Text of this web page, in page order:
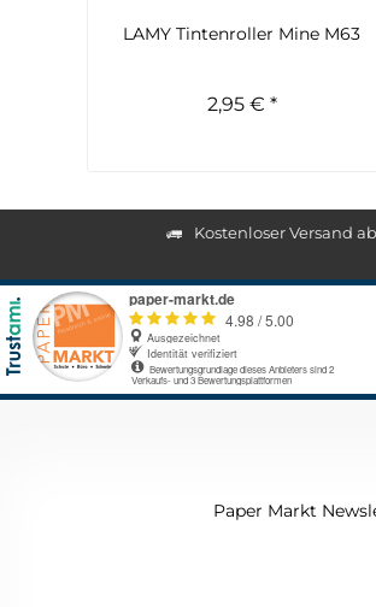
LAMY Tintenroller Mine M63
2,95 € *
Kostenloser Versand
Paper Markt